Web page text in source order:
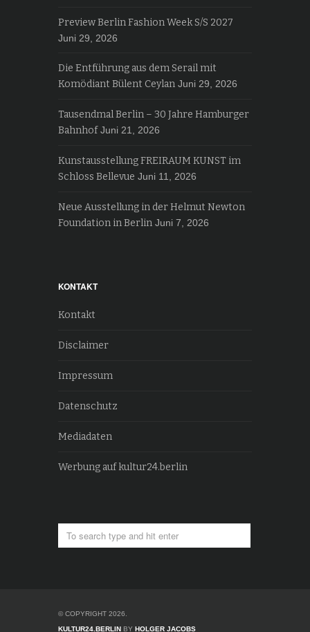
Preview Berlin Fashion Week S/S 2027
Juni 29, 2026
Die Entführung aus dem Serail mit
Komödiant Bülent Ceylan Juni 29, 2026
Tausendmal Berlin – 30 Jahre Hamburger
Bahnhof Juni 21, 2026
Kunstausstellung FREIRAUM KUNST im
Schloss Bellevue Juni 11, 2026
Neue Ausstellung in der Helmut Newton
Foundation in Berlin Juni 7, 2026
KONTAKT
Kontakt
Disclaimer
Impressum
Datenschutz
Mediadaten
Werbung auf kultur24.berlin
© COPYRIGHT 2026.
KULTUR24.BERLINBY HOLGER JACOBS